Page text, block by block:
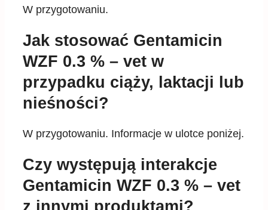
W przygotowaniu.
Jak stosować Gentamicin
WZF 0.3 % – vet w
przypadku ciąży, laktacji lub
nieśności?
W przygotowaniu. Informacje w ulotce poniżej.
Czy występują interakcje
Gentamicin WZF 0.3 % – vet
z innymi produktami?